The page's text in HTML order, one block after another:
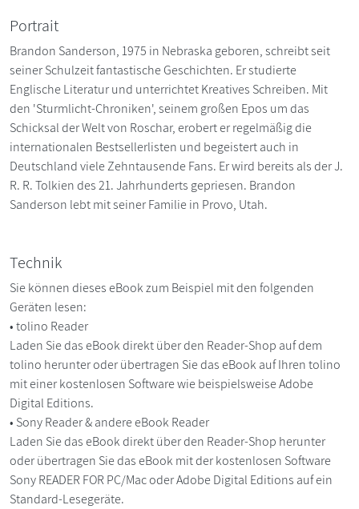
Portrait
Brandon Sanderson, 1975 in Nebraska geboren, schreibt seit
seiner Schulzeit fantastische Geschichten. Er studierte
Englische Literatur und unterrichtet Kreatives Schreiben. Mit
den 'Sturmlicht-Chroniken', seinem großen Epos um das
Schicksal der Welt von Roschar, erobert er regelmäßig die
internationalen Bestsellerlisten und begeistert auch in
Deutschland viele Zehntausende Fans. Er wird bereits als der J.
R. R. Tolkien des 21. Jahrhunderts gepriesen. Brandon
Sanderson lebt mit seiner Familie in Provo, Utah.
Technik
Sie können dieses eBook zum Beispiel mit den folgenden
Geräten lesen:
• tolino Reader
Laden Sie das eBook direkt über den Reader-Shop auf dem
tolino herunter oder übertragen Sie das eBook auf Ihren tolino
mit einer kostenlosen Software wie beispielsweise Adobe
Digital Editions.
• Sony Reader & andere eBook Reader
Laden Sie das eBook direkt über den Reader-Shop herunter
oder übertragen Sie das eBook mit der kostenlosen Software
Sony READER FOR PC/Mac oder Adobe Digital Editions auf ein
Standard-Lesegeräte.